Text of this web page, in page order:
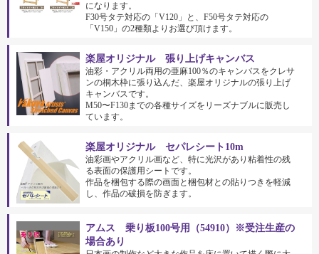
になります。
F30号タテ対応の「V120」と、F50号タテ対応の
「V150」の2種類よりお選び頂けます。
楽屋オリジナル 張り上げキャンバス
油彩・アクリル両用の亜麻100％のキャンバスをクレサ
ンの桐木枠に張り込んだ、楽屋オリジナルの張り上げ
キャンバスです。
M50〜F130までの各種サイズをリーズナブルに販売し
ています。
楽屋オリジナル セパレシート10m
油彩画やアクリル画など、特に光沢があり粘着性の残
る表面の保護用シートです。
作品を梱包する際の画面と梱包材との貼りつきを軽減
し、作品の破損を防ぎます。
アムス 乗り板100号用（54910）※受注生産の
場合あり